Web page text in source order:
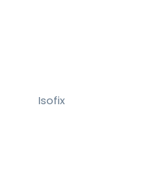
Isofix